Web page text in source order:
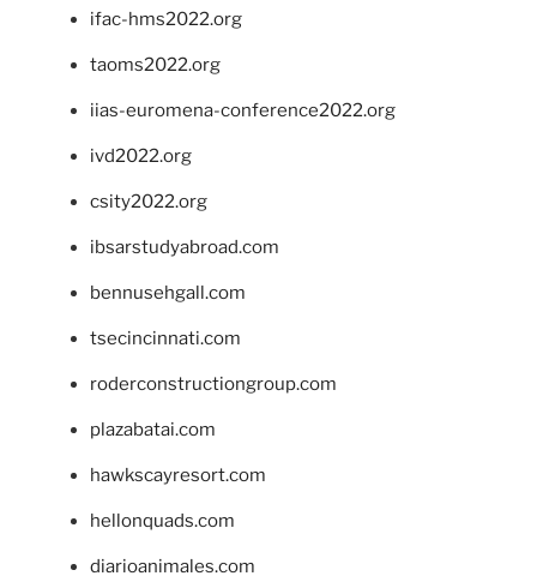
ifac-hms2022.org
taoms2022.org
iias-euromena-conference2022.org
ivd2022.org
csity2022.org
ibsarstudyabroad.com
bennusehgall.com
tsecincinnati.com
roderconstructiongroup.com
plazabatai.com
hawkscayresort.com
hellonquads.com
diarioanimales.com